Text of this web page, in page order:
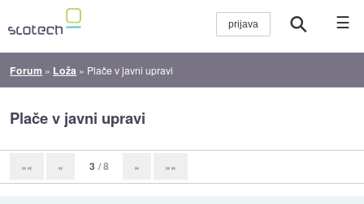
☰
Forum » Loža » Plače v javni upravi
Plače v javni upravi
«« « 3 / 8 » »»